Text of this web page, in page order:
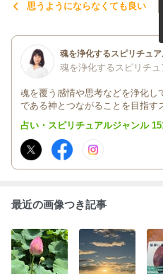
思うようにならなくても良い
魂を浄化するスピリチュ
魂を覆う感情や思考などを浄化し
である神とつながることを目指す
ウル･セラピー®」 神様とつなが
占い・スピリチュアルジャンル
最近の画像つき記事